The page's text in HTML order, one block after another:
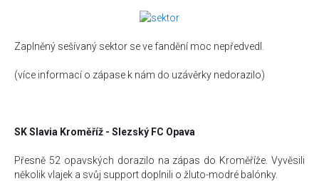
Zaplněný sešívaný sektor se ve fandění moc nepředvedl.
(více informací o zápase k nám do uzávěrky nedorazilo)
SK Slavia Kroměříž - Slezský FC Opava
Přesně 52 opavských dorazilo na zápas do Kroměříže. Vyvěsili
několik vlajek a svůj support doplnili o žluto-modré balónky.